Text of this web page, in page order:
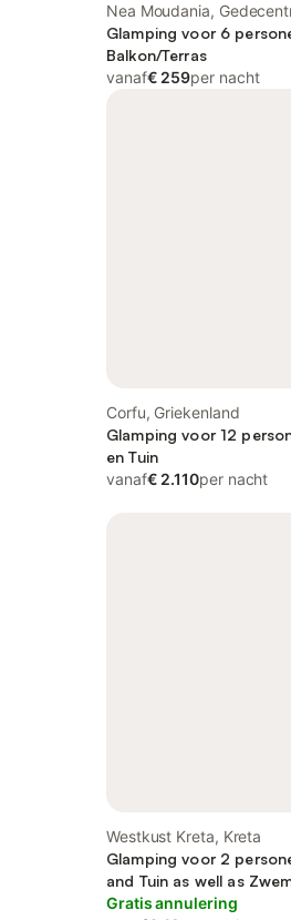
Nea Moudania,
bestuur van Macedonië-
Glamping voor 6
Balkon/Terras
vanaf€ 259per nacht
Corfu, Griekenland
Glamping voor 12
en Tuin
vanaf€ 2.110per nacht
Westkust Kreta, Kreta
Glamping voor 2
and Tuin as well as
Gratis annulering